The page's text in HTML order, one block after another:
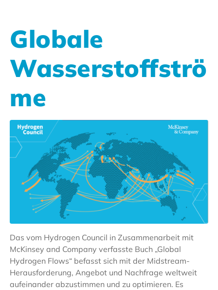
Globale
Wasserstoffströ
me
Das vom Hydrogen Council in Zusammenarbeit mit
McKinsey and Company verfasste Buch „Global
Hydrogen Flows“ befasst sich mit der Midstream-
Herausforderung, Angebot und Nachfrage weltweit
aufeinander abzustimmen und zu optimieren. Es